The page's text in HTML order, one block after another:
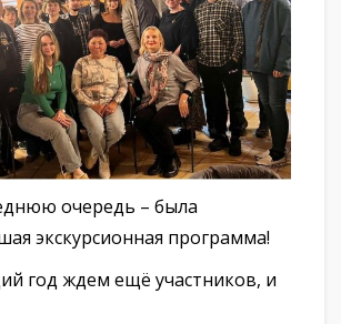
очередь – была
экскурсионная программа!
год ждем ещё участников, и